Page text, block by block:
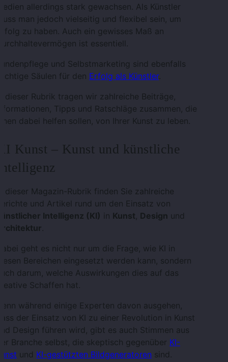
allerdings stark gewachsen. Als Künstler
man jedoch vielseitig und flexibel sein, um
zu haben. Auch ein gewisses Maß an
ist essentiell.
und Selbstmarketing sind ebenfalls
Säulen für den Erfolg als Künstler.
dieser Rubrik tragen wir zahlreiche Beiträge,
Tipps und Ratschläge zusammen, die
dabei helfen sollen, von Ihrer Kunst zu leben.
Kunst – Kunst und künstliche
dieser Magazin-Rubrik finden Sie zahlreiche
und Artikel rund um den Einsatz von
Intelligenz (KI)
in Kunst Design und
.
geht es nicht nur um die Frage, wie KI in
Bereichen eingesetzt werden kann, sondern
darum, welche Auswirkungen dies auf das
Schaffen hat.
während einige Experten davon ausgehen,
der Einsatz von KI zu einer Revolution in Kunst
Design führen wird, gibt es auch Stimmen aus
Branche selbst, die skeptisch gegenüber KI-
und KI-gestützten Bildgeneratoren sind.